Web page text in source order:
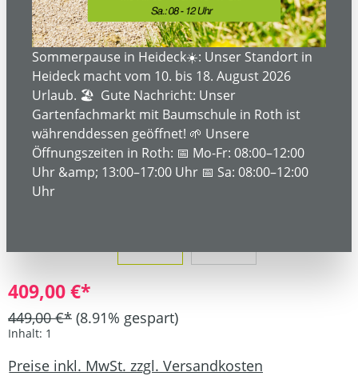
Bildergalerie überspringen
409,00 €*
449,00 €* (8.91% gespart)
Inhalt: 1
Preise inkl. MwSt. zzgl. Versandkosten
Sommerpause in Heideck☀️: Unser Standort in
Heideck macht vom 10. bis 18. August 2026
Urlaub. 🏖️ Gute Nachricht: Unser
Gartenfachmarkt mit Baumschule in Roth ist
währenddessen geöffnet! 🌱 Unsere
Öffnungszeiten in Roth: 📅 Mo-Fr: 08:00–12:00
Uhr &amp; 13:00–17:00 Uhr 📅 Sa: 08:00–12:00
Uhr